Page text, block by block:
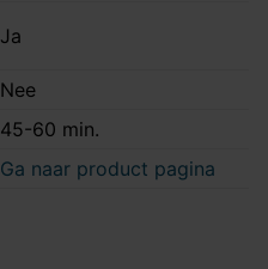
Ja
Nee
45-60 min.
Ga naar product pagina